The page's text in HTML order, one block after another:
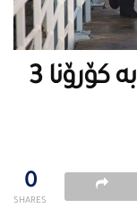
ژمارەی گیان لەدەستدان بە كۆرۆنا 3
0
SHARES